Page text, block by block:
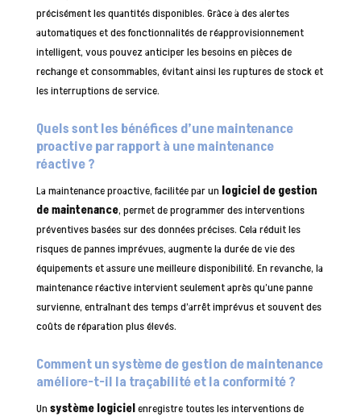
précisément les quantités disponibles. Grâce à des alertes
automatiques et des fonctionnalités de réapprovisionnement
intelligent, vous pouvez anticiper les besoins en pièces de
rechange et consommables, évitant ainsi les ruptures de stock et
les interruptions de service.
Quels sont les bénéfices d’une maintenance
proactive par rapport à une maintenance
réactive ?
La maintenance proactive, facilitée par un logiciel de gestion
de maintenance, permet de programmer des interventions
préventives basées sur des données précises. Cela réduit les
risques de pannes imprévues, augmente la durée de vie des
équipements et assure une meilleure disponibilité. En revanche, la
maintenance réactive intervient seulement après qu’une panne
survienne, entraînant des temps d’arrêt imprévus et souvent des
coûts de réparation plus élevés.
Comment un système de gestion de maintenance
améliore-t-il la traçabilité et la conformité ?
Un système logicielenregistre toutes les interventions de